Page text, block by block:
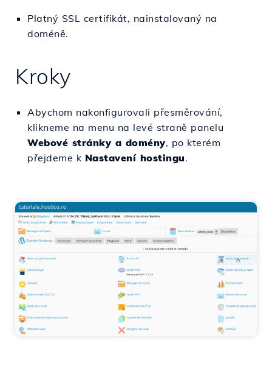
Platný SSL certifikát, nainstalovaný na
doméně.
Kroky
Abychom nakonfigurovali přesměrování,
klikneme na menu na levé straně panelu
Webové stránky a domény, po kterém
přejdeme k Nastavení hostingu.